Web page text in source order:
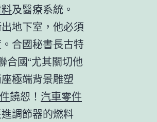
及醫療系統。
地下室，他必須
合國秘書長古特
合國“尤其關切他
極端背景雕塑
饒恕！ 汽車零件
調節器的燃料